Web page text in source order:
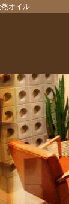
オイル